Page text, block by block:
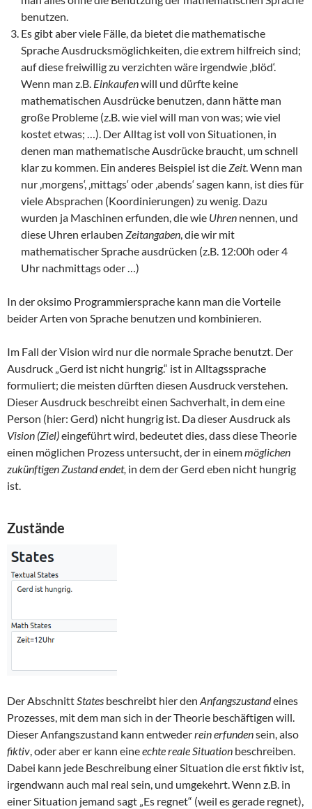
benutzen.
Es gibt aber viele Fälle, da bietet die mathematische
Sprache Ausdrucksmöglichkeiten, die extrem hilfreich sind;
auf diese freiwillig zu verzichten wäre irgendwie ‚blöd‘.
Wenn man z.B. Einkaufenwill und dürfte keine
mathematischen Ausdrücke benutzen, dann hätte man
große Probleme (z.B. wie viel will man von was; wie viel
kostet etwas; …). Der Alltag ist voll von Situationen, in
denen man mathematische Ausdrücke braucht, um schnell
klar zu kommen. Ein anderes Beispiel ist die Zeit. Wenn man
nur ‚morgens‘, ‚mittags‘ oder ‚abends‘ sagen kann, ist dies für
viele Absprachen (Koordinierungen) zu wenig. Dazu
wurden ja Maschinen erfunden, die wie Uhren nennen, und
diese Uhren erlauben Zeitangaben , die wir mit
mathematischer Sprache ausdrücken (z.B. 12:00h oder 4
Uhr nachmittags oder …)
In der oksimo Programmiersprache kann man die Vorteile
beider Arten von Sprache benutzen und kombinieren.
Im Fall der Vision wird nur die normale Sprache benutzt. Der
Ausdruck „Gerd ist nicht hungrig.“ ist in Alltagssprache
formuliert; die meisten dürften diesen Ausdruck verstehen.
Dieser Ausdruck beschreibt einen Sachverhalt, in dem eine
Person (hier: Gerd) nicht hungrig ist. Da dieser Ausdruck als
Vision (Ziel)eingeführt wird, bedeutet dies, dass diese Theorie
einen möglichen Prozess untersucht, der in einemmöglichen
zukünftigen Zustand endet, in dem der Gerd eben nicht hungrig
ist.
Zustände
Der AbschnittStates beschreibt hier den Anfangszustandeines
Prozesses, mit dem man sich in der Theorie beschäftigen will.
Dieser Anfangszustand kann entwederrein erfundensein, also
fiktiv, oder aber er kann eineechte reale Situation beschreiben.
Dabei kann jede Beschreibung einer Situation die erst fiktiv ist,
irgendwann auch mal real sein, und umgekehrt. Wenn z.B. in
einer Situation jemand sagt „Es regnet“ (weil es gerade regnet),